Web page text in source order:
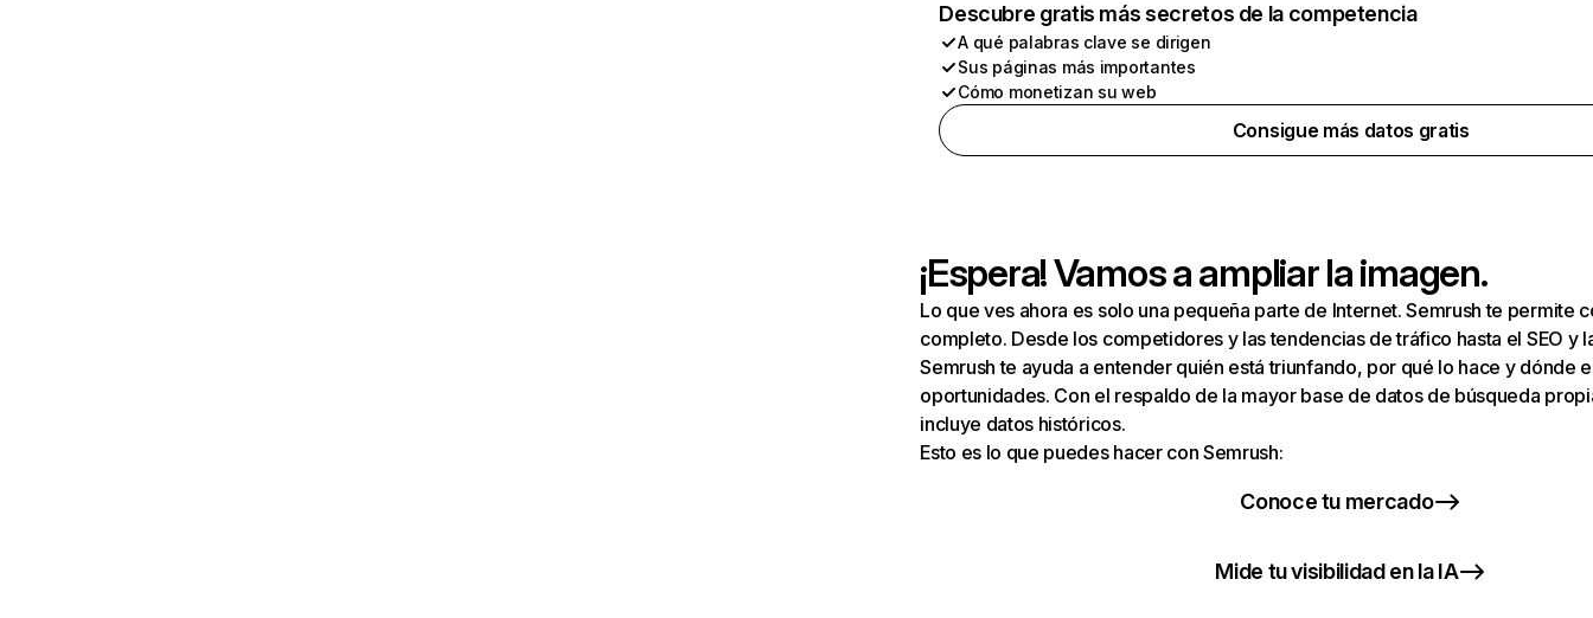
Descubre gratis más secretos de la competencia
A qué palabras clave se dirigen
Sus páginas más importantes
Cómo monetizan su web
Consigue más datos gratis
¡Espera! Vamos a ampliar la imagen.
Lo que ves ahora es solo una pequeña parte de Internet. Semrush te permite
completo. Desde los competidores y las tendencias de tráfico hasta el SEO y
Semrush te ayuda a entender quién está triunfando, por qué lo hace y dónde
oportunidades. Con el respaldo de la mayor base de datos de búsqueda
incluye datos históricos.
Esto es lo que puedes hacer con Semrush:
Conoce tu mercado
Mide tu visibilidad en la IA